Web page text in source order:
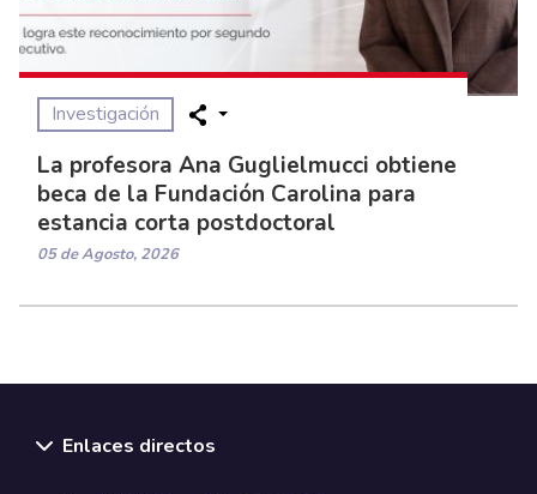
Investigación
La profesora Ana Guglielmucci obtiene
beca de la Fundación Carolina para
estancia corta postdoctoral
05 de Agosto, 2026
Enlaces directos